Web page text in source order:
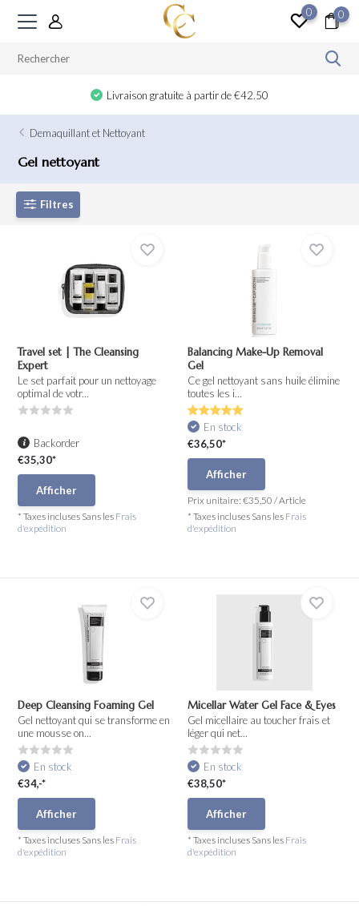
0 0
Livraison gratuite à partir de €42.50
Demaquillant et Nettoyant
Gel nettoyant
Filtres
Travel set | The Cleansing
Expert
Le set parfait pour un nettoyage
optimal de votr...
Backorder
€35,30*
Afficher
* Taxes incluses Sans les Frais
d'expédition
Balancing Make-Up Removal
Gel
Ce gel nettoyant sans huile élimine
toutes les i...
En stock
€36,50*
Afficher
Prix unitaire: €35,50 /Article
* Taxes incluses Sans les Frais
d'expédition
Deep Cleansing Foaming Gel
Gel nettoyant qui se transforme en
une mousse on...
En stock
€34,-*
Afficher
* Taxes incluses Sans les Frais
d'expédition
Micellar Water Gel Face & Eyes
Gel micellaire au toucher frais et
léger qui net...
En stock
€38,50*
Afficher
* Taxes incluses Sans les Frais
d'expédition